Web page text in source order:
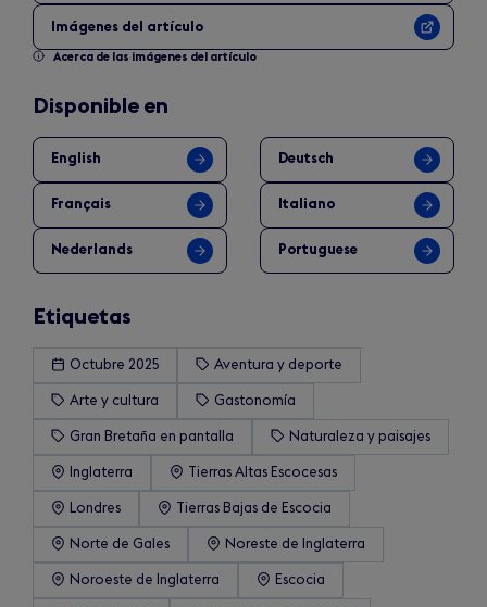
Imágenes del artículo
Acerca de las imágenes del artículo
Disponible en
English Deutsch
Français Italiano
Nederlands Portuguese
Etiquetas
Octubre 2025 Aventura y deporte
Arte y cultura Gastonomía
Gran Bretaña en pantalla Naturaleza y paisajes
Inglaterra Tierras Altas Escocesas
Londres Tierras Bajas de Escocia
Norte de Gales Noreste de Inglaterra
Noroeste de Inglaterra Escocia